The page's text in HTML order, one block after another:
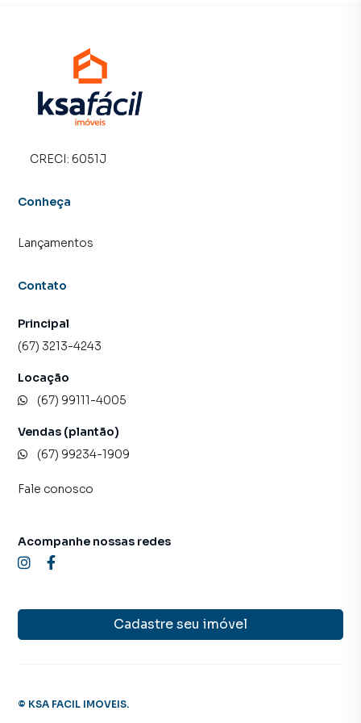
CRECI: 6051J
Conheça
Lançamentos
Contato
Principal
(67) 3213-4243
Locação
(67) 99111-4005
Vendas (plantão)
(67) 99234-1909
Fale conosco
Cadastre seu imóvel
Acompanhe nossas redes
© KSA FACIL IMOVEIS.